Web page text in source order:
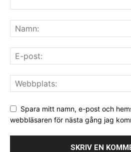
Spara mitt namn, e-post och
webbläsaren för nästa gång jag